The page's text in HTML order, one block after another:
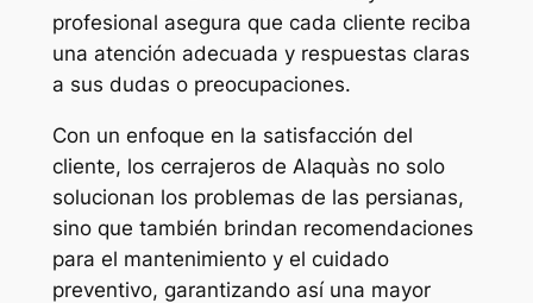
profesional asegura que cada cliente reciba
una atención adecuada y respuestas claras
a sus dudas o preocupaciones.
Con un enfoque en la satisfacción del
cliente, los cerrajeros de Alaquàs no solo
solucionan los problemas de las persianas,
sino que también brindan recomendaciones
para el mantenimiento y el cuidado
preventivo, garantizando así una mayor